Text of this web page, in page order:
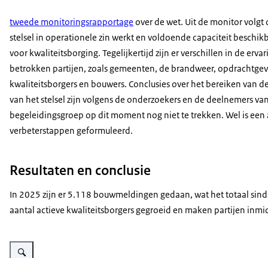
tweede monitoringsrapportage over de wet. Uit de monitor volgt
stelsel in operationele zin werkt en voldoende capaciteit
voor kwaliteitsborging. Tegelijkertijd zijn er verschillen in de
betrokken partijen, zoals gemeenten, de brandweer,
kwaliteitsborgers en bouwers. Conclusies over het bereiken van
van het stelsel zijn volgens de onderzoekers en de deelnemers
begeleidingsgroep op dit moment nog niet te trekken. Wel is een
verbeterstappen geformuleerd.
Resultaten en conclusie
In 2025 zijn er 5.118 bouwmeldingen gedaan, wat het totaal
aantal actieve kwaliteitsborgers gegroeid en maken partijen
Vergroot afbeelding Foto van een bouwplaats waar woningen worden